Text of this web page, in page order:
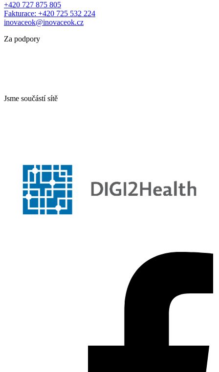
+420 727 875 805
Fakturace: +420 725 532 224
inovaceok@inovaceok.cz
Za podpory
Jsme součástí sítě